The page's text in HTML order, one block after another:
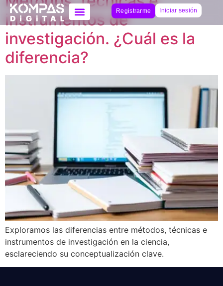
Registrarme Iniciar sesión
instrumentos de
investigación. ¿Cuál es la
diferencia?
Exploramos las diferencias entre métodos, técnicas e
instrumentos de investigación en la ciencia,
esclareciendo su conceptualización clave.